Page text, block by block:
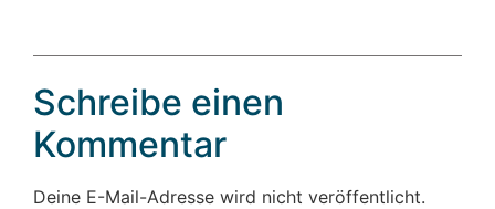
Schreibe einen
Kommentar
Deine E-Mail-Adresse wird nicht veröffentlicht.